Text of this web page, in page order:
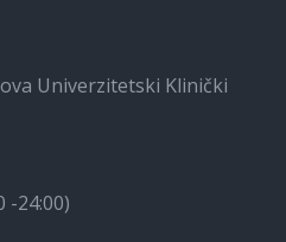
Univerzitetski Klinički
-24:00)